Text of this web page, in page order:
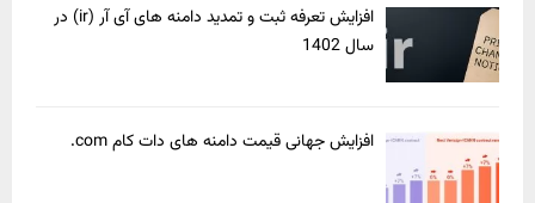
افزایش تعرفه ثبت و تمدید دامنه های آی آر (ir) در
سال 1402
افزایش جهانی قیمت دامنه های دات کام com.